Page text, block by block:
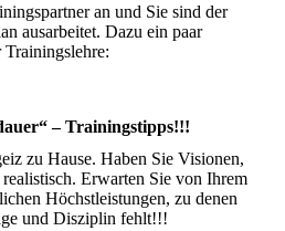
an und Sie sind der
ausarbeitet. Dazu ein paar
Trainingslehre:
– Trainingstipps!!!
zu Hause. Haben Sie Visionen,
Erwarten Sie von Ihrem
Höchstleistungen, zu denen
und Disziplin fehlt!!!